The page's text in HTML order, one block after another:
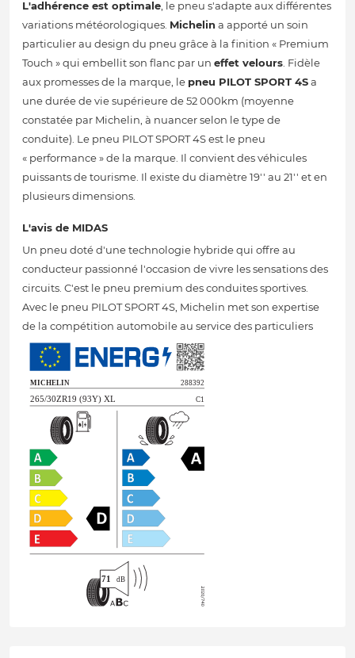
L'adhérence est optimale, le pneu s'adapte aux différentes
variations météorologiques. Michelin a apporté un soin
particulier au design du pneu grâce à la finition « Premium
Touch » qui embellit son flanc par un effet velours. Fidèle
aux promesses de la marque, le pneu PILOT SPORT 4Sa
une durée de vie supérieure de 52 000km (moyenne
constatée par Michelin, à nuancer selon le type de
conduite). Le pneu PILOT SPORT 4S est le pneu
« performance » de la marque. Il convient des véhicules
puissants de tourisme. Il existe du diamètre 19'' au 21'' et en
plusieurs dimensions.
L'avis de MIDAS
Un pneu doté d'une technologie hybride qui offre au
conducteur passionné l'occasion de vivre les sensations des
circuits. C'est le pneu premium des conduites sportives.
Avec le pneu PILOT SPORT 4S, Michelin met son expertise
de la compétition automobile au service des particuliers